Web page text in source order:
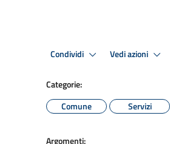
Condividi Vedi azioni
Categorie:
Comune
Servizi
Argomenti: